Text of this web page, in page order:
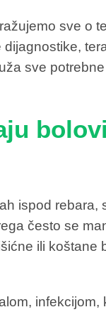
sve o
sve
ispod rebara,
često se
ili koštane
infekcijom,